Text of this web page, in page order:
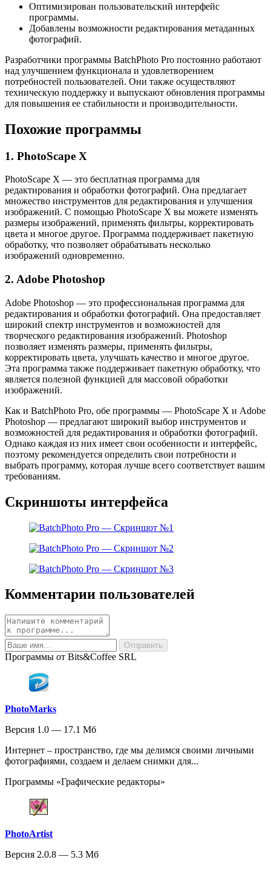
Оптимизирован пользовательский интерфейс
программы.
Добавлены возможности редактирования метаданных
фотографий.
Разработчики программы BatchPhoto Pro постоянно работают
над улучшением функционала и удовлетворением
потребностей пользователей. Они также осуществляют
техническую поддержку и выпускают обновления программы
для повышения ее стабильности и производительности.
Похожие программы
1. PhotoScape X
PhotoScape X — это бесплатная программа для
редактирования и обработки фотографий. Она предлагает
множество инструментов для редактирования и улучшения
изображений. С помощью PhotoScape X вы можете изменять
размеры изображений, применять фильтры, корректировать
цвета и многое другое. Программа поддерживает пакетную
обработку, что позволяет обрабатывать несколько
изображений одновременно.
2. Adobe Photoshop
Adobe Photoshop — это профессиональная программа для
редактирования и обработки фотографий. Она предоставляет
широкий спектр инструментов и возможностей для
творческого редактирования изображений. Photoshop
позволяет изменять размеры, применять фильтры,
корректировать цвета, улучшать качество и многое другое.
Эта программа также поддерживает пакетную обработку, что
является полезной функцией для массовой обработки
изображений.
Как и BatchPhoto Pro, обе программы — PhotoScape X и Adobe
Photoshop — предлагают широкий выбор инструментов и
возможностей для редактирования и обработки фотографий.
Однако каждая из них имеет свои особенности и интерфейс,
поэтому рекомендуется определить свои потребности и
выбрать программу, которая лучше всего соответствует вашим
требованиям.
Скриншоты интерфейса
Комментарии пользователей
Программы от Bits&Coffee SRL
PhotoMarks
Версия 1.0 — 17.1 Мб
Интернет – пространство, где мы делимся своими личными
фотографиями, создаем и делаем снимки для...
Программы «Графические редакторы»
PhotoArtist
Версия 2.0.8 — 5.3 Мб